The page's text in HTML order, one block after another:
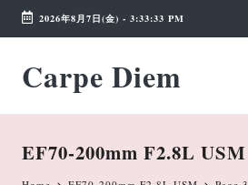
Skip
content
2026年8月7日(金) - 3:33:34 PM
Carpe Diem
Weekend
Wonderland
EF70-200mm F2.8L USM